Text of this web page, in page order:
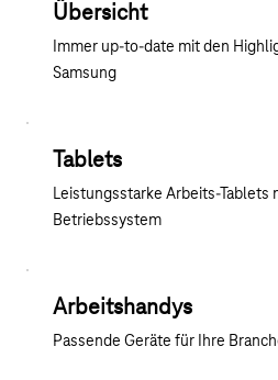
Übersicht
Immer up-to-date mit den
Samsung
Tablets
Leistungsstarke Arbeits-Tablets
Betriebssystem
Arbeitshandys
Passende Geräte für Ihre